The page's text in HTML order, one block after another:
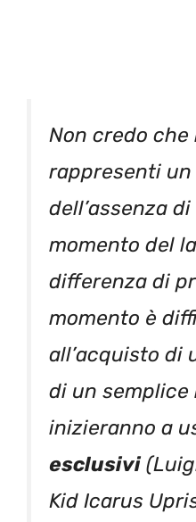
Non credo che
rappresenti
dell’assenza
momento del
differenza di
momento è
all’acquisto di
di un semplice
inizieranno a
esclusivi
Kid Icarus